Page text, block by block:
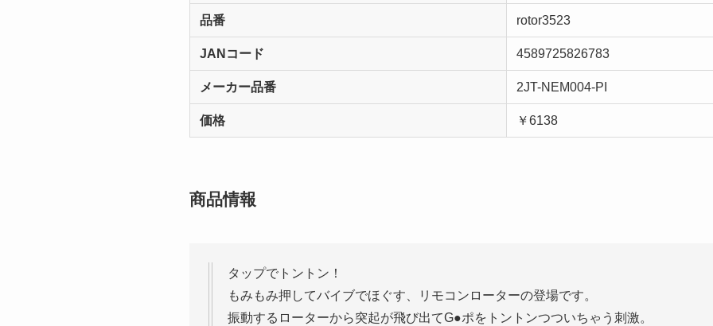
品番 rotor3523
JANコード 4589725826783
メーカー品番 2JT-NEM004-PI
価格 ￥6138
商品情報
タップでトントン！
もみもみ押してバイブでほぐす、リモコンローターの登場です。
振動するローターから突起が飛び出てG●ポをトントンつついちゃう刺激。